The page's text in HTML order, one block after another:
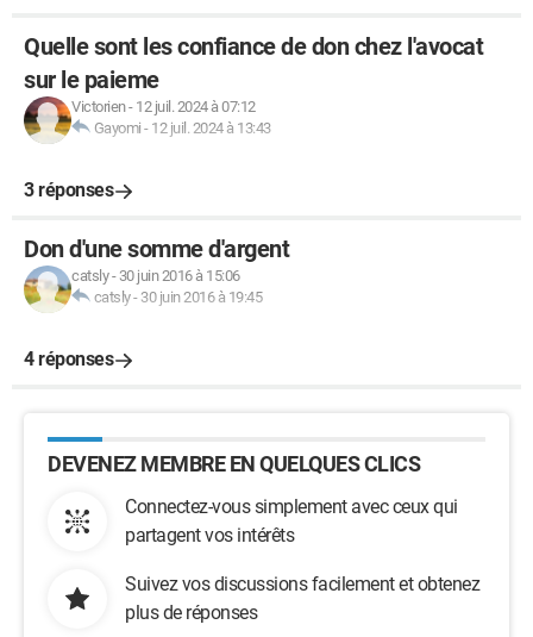
Quelle sont les confiance de don chez l'avocat
sur le paieme
Victorien- 12 juil. 2024 à 07:12
Gayomi - 12 juil. 2024 à 13:43
3 réponses
Don d'une somme d'argent
catsly- 30 juin 2016 à 15:06
catsly- 30 juin 2016 à 19:45
4 réponses
DEVENEZ MEMBRE EN QUELQUES CLICS
Connectez-vous simplement avec ceux qui
partagent vos intérêts
Suivez vos discussions facilement et obtenez
plus de réponses